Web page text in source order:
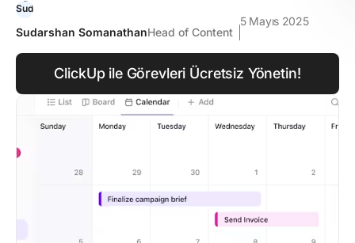
Sudarshan SomanathanHead of Content
5 Mayıs 2025
ClickUp ile Görevleri Ücretsiz Yönetin!